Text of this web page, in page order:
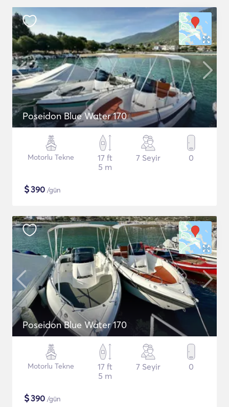
Poseidon Blue Water 170
Motorlu Tekne
17 ft
5 m
7 Seyir 0
$390 /gün
Poseidon Blue Water 170
Motorlu Tekne
17 ft
5 m
7 Seyir 0
$390 /gün